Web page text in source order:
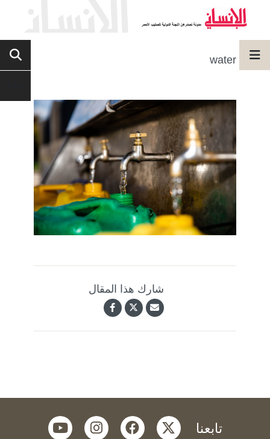
water
شارك هذا المقال
تابعنا twitter
facebook
instagram
youtube